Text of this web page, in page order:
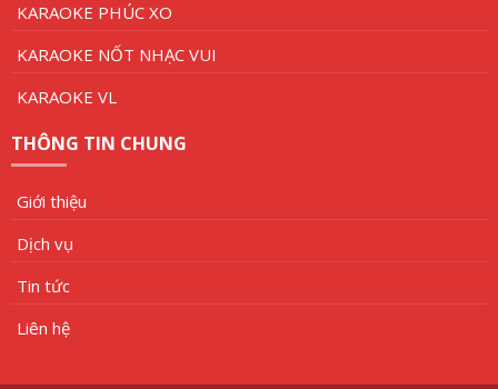
KARAOKE PHÚC XO
KARAOKE NỐT NHẠC VUI
KARAOKE VL
THÔNG TIN CHUNG
Giới thiệu
Dịch vụ
Tin tức
Liên hệ